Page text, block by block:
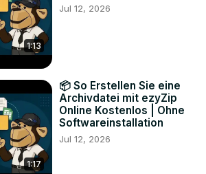
1:13
Jul 12, 2026
1:17
📦 So Erstellen Sie eine
Archivdatei mit ezyZip
Online Kostenlos | Ohne
Softwareinstallation
Jul 12, 2026